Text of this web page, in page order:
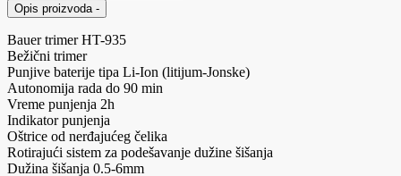
Opis proizvoda -
Bauer trimer HT-935
Bežični trimer
Punjive baterije tipa Li-Ion (litijum-Jonske)
Autonomija rada do 90 min
Vreme punjenja 2h
Indikator punjenja
Oštrice od nerđajućeg čelika
Rotirajući sistem za podešavanje dužine šišanja
Dužina šišanja 0.5-6mm